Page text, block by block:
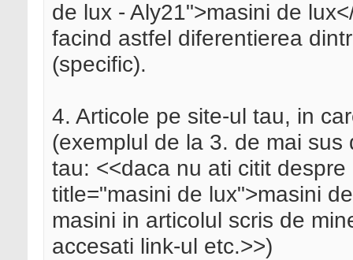
de lux - Aly21">masini de
facind astfel diferentierea
(specific).
4. Articole pe site-ul tau, in
(exemplul de la 3. de mai
tau: <<daca nu ati citit
title="masini de lux">masini
masini in articolul scris de
accesati link-ul etc.>>)